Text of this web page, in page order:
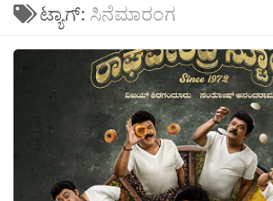
ಟ್ಯಾಗ್: ಸಿನೆಮಾರಂಗ